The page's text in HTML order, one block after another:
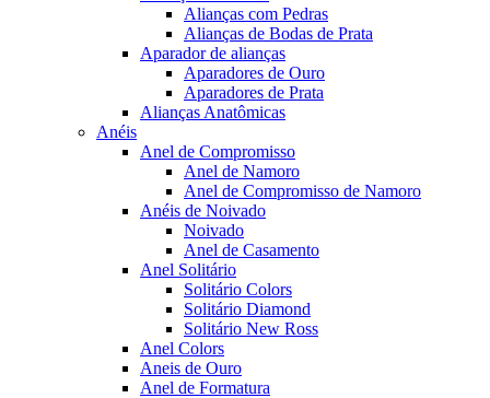
Alianças com Pedras
Alianças de Bodas de Prata
Aparador de alianças
Aparadores de Ouro
Aparadores de Prata
Alianças Anatômicas
Anéis
Anel de Compromisso
Anel de Namoro
Anel de Compromisso de Namoro
Anéis de Noivado
Noivado
Anel de Casamento
Anel Solitário
Solitário Colors
Solitário Diamond
Solitário New Ross
Anel Colors
Aneis de Ouro
Anel de Formatura